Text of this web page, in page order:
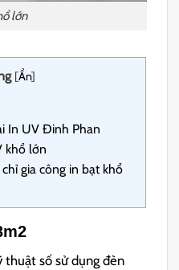
lớn
[Ẩn]
In UV Đinh Phan
khổ lớn
gia công in bạt khổ
thuật số sử dụng đèn